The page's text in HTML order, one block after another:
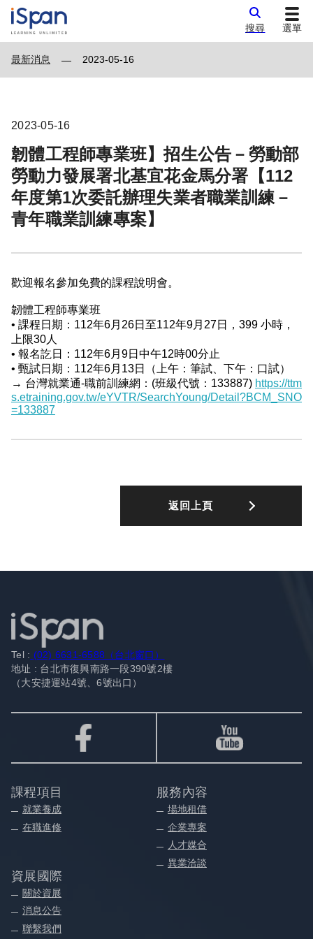
搜尋 選單
最新消息 — 2023-05-16
2023-05-16
韌體工程師專業班】招生公告－勞動部
勞動力發展署北基宜花金馬分署【112
年度第1次委託辦理失業者職業訓練－
青年職業訓練專案】
歡迎報名參加免費的課程說明會。
韌體工程師專業班
• 課程日期：112年6月26日至112年9月27日，399 小時，
上限30人
• 報名訖日：112年6月9日中午12時00分止
• 甄試日期：112年6月13日（上午：筆試、下午：口試）
→ 台灣就業通-職前訓練網：(班級代號：133887) https://ttm
s.etraining.gov.tw/eYVTR/SearchYoung/Detail?BCM_SNO
=133887
返回上頁
Tel : (02) 6631-6588（台北窗口）
地址 : 台北市復興南路一段390號2樓
（大安捷運站4號、6號出口）
課程項目
就業養成
在職進修
服務內容
場地租借
企業專案
人才媒合
異業洽談
資展國際
關於資展
消息公告
聯繫我們